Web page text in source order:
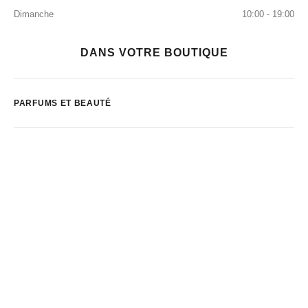
Dimanche
10:00 - 19:00
DANS VOTRE BOUTIQUE
PARFUMS ET BEAUTÉ